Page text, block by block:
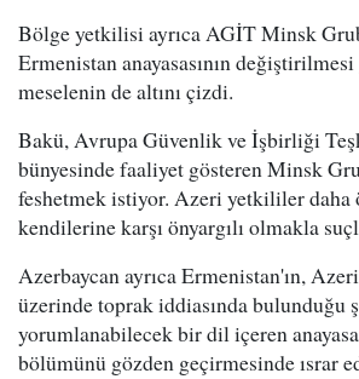
Bölge yetkilisi ayrıca AGİT Minsk
Ermenistan anayasasının
meselenin de altını çizdi.
Bakü, Avrupa Güvenlik ve İşbirliği
bünyesinde faaliyet gösteren Minsk
feshetmek istiyor. Azeri yetkililer
kendilerine karşı önyargılı olmakla
Azerbaycan ayrıca Ermenistan'ın,
üzerinde toprak iddiasında bulunduğu
yorumlanabilecek bir dil içeren
bölümünü gözden geçirmesinde ısrar